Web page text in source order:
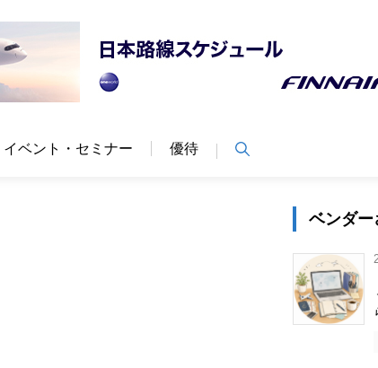
イベント・セミナー 優待
ベンダー